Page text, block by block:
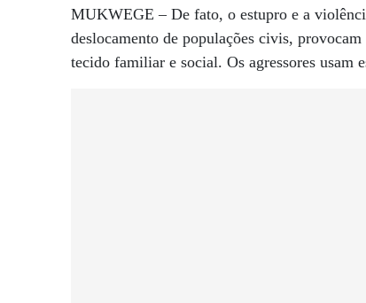
MUKWEGE – De fato, o estupro e a
deslocamento de populações civis,
tecido familiar e social. Os agressores usam